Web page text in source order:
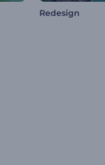
Redesign